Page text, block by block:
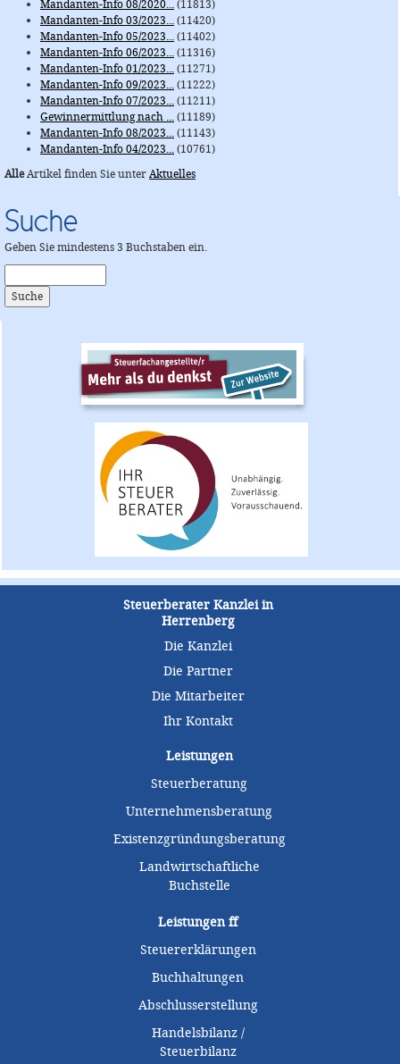
Mandanten-Info 08/2020...(11813)
Mandanten-Info 03/2023...(11420)
Mandanten-Info 05/2023...(11402)
Mandanten-Info 06/2023...(11316)
Mandanten-Info 01/2023...(11271)
Mandanten-Info 09/2023...(11222)
Mandanten-Info 07/2023...(11211)
Gewinnermittlung nach ...(11189)
Mandanten-Info 08/2023...(11143)
Mandanten-Info 04/2023...(10761)
AlleArtikel finden Sie unterAktuelles
Suche
Geben Sie mindestens 3 Buchstaben ein.
Steuerberater Kanzlei in
Herrenberg
Die Kanzlei
Die Partner
Die Mitarbeiter
Ihr Kontakt
Leistungen
Steuerberatung
Unternehmensberatung
Existenzgründungsberatung
Landwirtschaftliche
Buchstelle
Leistungenff
Steuererklärungen
Buchhaltungen
Abschlusserstellung
Handelsbilanz /
Steuerbilanz